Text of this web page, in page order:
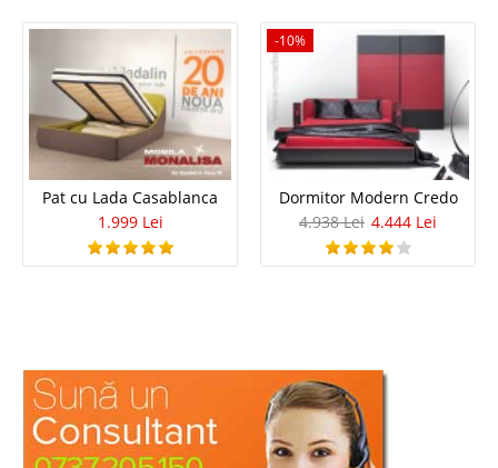
Pat cu Lada Casablanca
1.999 Lei
-10%
Dormitor Modern Credo
4.938 Lei 4.444 Lei